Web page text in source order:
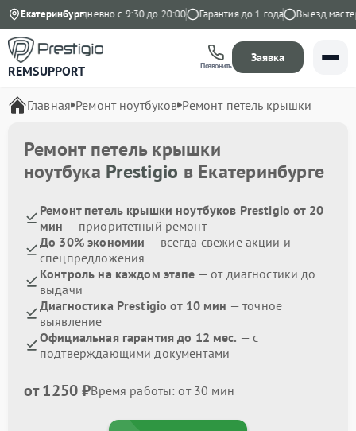
Екатеринбург
Яндекс Ежедневно с 9:30 до 20:00 Гарантия до 1 года Выезд мастера
REMSUPPORT Позвонить
Заявка
Главная Ремонт ноутбуков Ремонт петель крышки
Ремонт петель крышки
ноутбука Prestigio в Екатеринбурге
Ремонт петель крышки ноутбуков Prestigio от 20
мин — приоритетный ремонт
До 30% экономии — всегда свежие акции и
спецпредложения
Контроль на каждом этапе — от диагностики до
выдачи
Диагностика Prestigio от 10 мин — точное
выявление
Официальная гарантия до 12 мес. — с
подтверждающими документами
от 1250 ₽Время работы: от 30 мин